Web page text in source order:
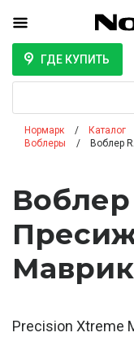
ГДЕ КУПИТЬ
Нормарк Каталог
Воблеры
Воблер
Воблер
Маврик
Precision Xtreme